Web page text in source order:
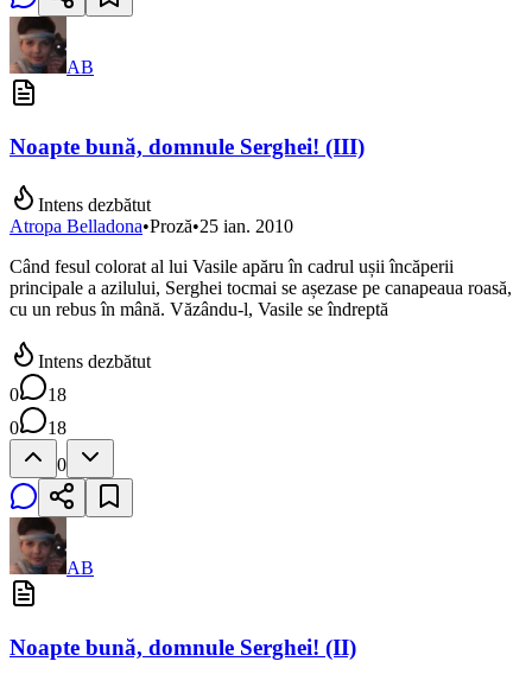
AB
Noapte bună, domnule Serghei! (III)
Intens dezbătut
Atropa Belladona•Proză•25 ian. 2010
Când fesul colorat al lui Vasile apăru în cadrul ușii încăperii
principale a azilului, Serghei tocmai se așezase pe canapeaua roasă,
cu un rebus în mână. Văzându-l, Vasile se îndreptă
Intens dezbătut
0
18
0
18
0
AB
Noapte bună, domnule Serghei! (II)